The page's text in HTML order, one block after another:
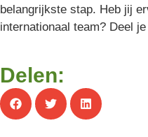
belangrijkste stap. Heb jij
internationaal team? Deel
Delen: